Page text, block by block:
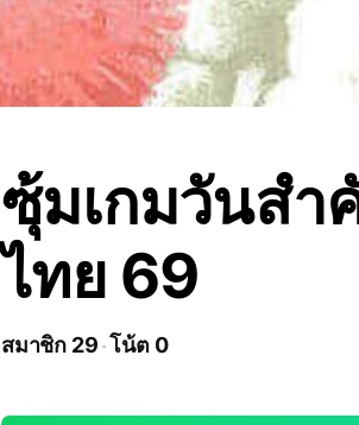
ซุ้มเกมวันส
ไทย 69
สมาชิก 29 โน้ต 0